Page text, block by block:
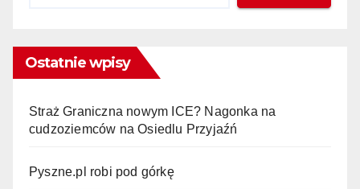
Ostatnie wpisy
Straż Graniczna nowym ICE? Nagonka na
cudzoziemców na Osiedlu Przyjaźń
Pyszne.pl robi pod górkę